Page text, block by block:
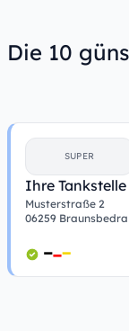
Die 10
SUPER
Ihre Tankstelle
Musterstraße 2
06259 Braunsbedra